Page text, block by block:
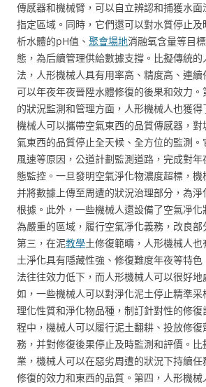
傳感器和機械臂，可以自立辨認和捕獲水
指定區域。同時，它們還可以對水質停止
析水體的pH值、 聚會場地消融氧含量等目
態，為后續管理供給數據支撐。比擬傳統
法，人形機械人具有用率高、精度高、連續
可以年夜年夜晉陞水體修復的後果和效力
的狀況監測和管理方面，人形機械人也獲
機械人可以攜帶空氣東西的品質傳感器，
氣東西的品質停止全天候、全方位的監測。
風速等原因，公道計劃監測道路，完成對
態監控。一旦發明空氣淨化物濃度超標，機
并將數據上傳至周遭的狀況治理部分，為
根據。此外，一些機械人還設備了空氣凈
為嚴重的區域，履行空氣凈化義務，改良部
第三，在泥教學土修復範疇，人形機械人
土淨化具有隱藏性強、修復難度年夜等特
法往往效力低下，而人形機械人可以很好
如，一些機械人可以對淨化泥土停止精準
理化性質和淨化物品種，制訂針對性的修
程中，機械人可以履行泥土翻耕、投放修
務，并對修復後果停止及時監測和評價。比
業，機械人可以在惡劣周遭的狀況下持續
修復的效力和東西的品質。第四，人形機